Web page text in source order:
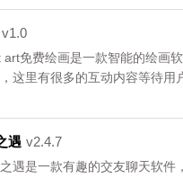
快速地给你提供一个最佳的装
有需要的用户，可以去下载尝
v1.0
art免费绘画是一款智能的绘画
这里有很多的互动内容等待用
网，请放心下载。
遇 v2.4.7
遇是一款有趣的交友聊天软件